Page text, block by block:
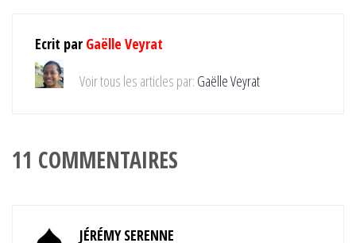
Ecrit par Gaëlle Veyrat
Voir tous les articles par: Gaëlle Veyrat
11 COMMENTAIRES
JÉRÉMY SERENNE